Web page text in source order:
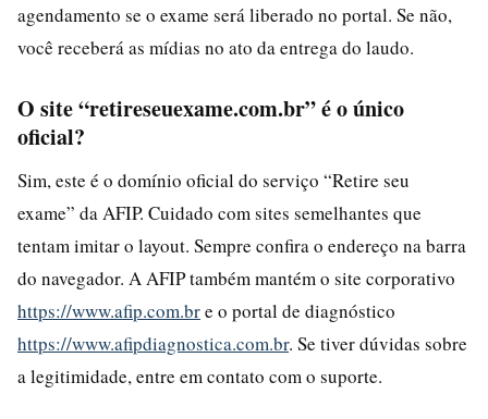
agendamento se o exame será liberado no portal. Se não,
você receberá as mídias no ato da entrega do laudo.
O site “retireseuexame.com.br” é o único
oficial?
Sim, este é o domínio oficial do serviço “Retire seu
exame” da AFIP. Cuidado com sites semelhantes que
tentam imitar o layout. Sempre confira o endereço na barra
do navegador. A AFIP também mantém o site corporativo
https://www.afip.com.bre o portal de diagnóstico
https://www.afipdiagnostica.com.br. Se tiver dúvidas sobre
a legitimidade, entre em contato com o suporte.